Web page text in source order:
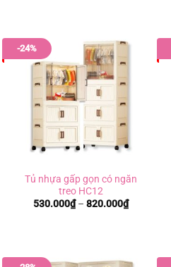
-24%
Tủ nhựa gấp gọn có ngăn
treo HC12
530.000₫ – 820.000₫Khoảng
giá: